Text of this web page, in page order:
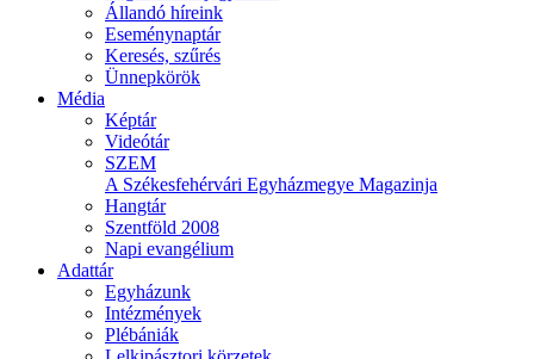
Állandó híreink
Eseménynaptár
Keresés, szűrés
Ünnepkörök
Média
Képtár
Videótár
SZEM
A Székesfehérvári Egyházmegye Magazinja
Hangtár
Szentföld 2008
Napi evangélium
Adattár
Egyházunk
Intézmények
Plébániák